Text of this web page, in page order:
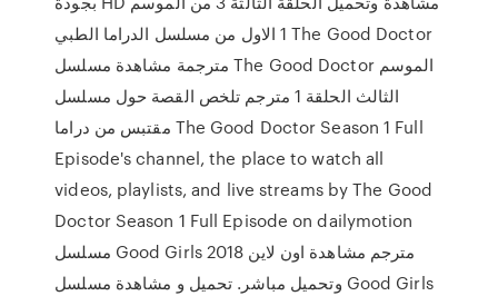
1 الاول من مسلسل الدراما الطبي The Good Doctor
مترجمة مشاهدة مسلسل The Good Doctor الموسم
الثالث الحلقة 1 مترجم تلخص القصة حول مسلسل
مقتبس من دراما The Good Doctor Season 1 Full
Episode's channel, the place to watch all
videos, playlists, and live streams by The Good
Doctor Season 1 Full Episode on dailymotion
مسلسل Good Girls 2018 مترجم مشاهدة اون لاين
وتحميل مباشر. تحميل و مشاهدة مسلسل Good Girls